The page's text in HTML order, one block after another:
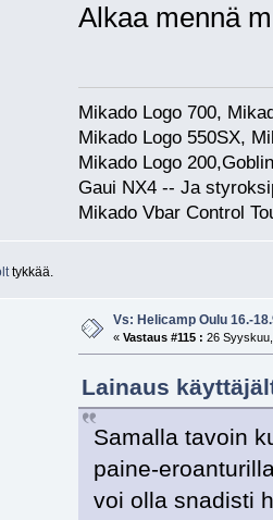
Alkaa mennä
Mikado Logo 700,
Mikado Logo 550SX,
Mikado Logo
Gaui NX4 -- Ja
Mikado Vbar Control
tykkää.
Vs: Helicamp Oulu 16.-
« Vastaus #115 : 26
Lainaus
Samalla tavoin
paine-
voi olla snadisti